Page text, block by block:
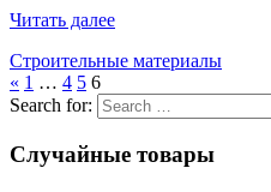
Читать далее
Строительные материалы
« 1 … 4 5 6
Search for:
Случайные товары